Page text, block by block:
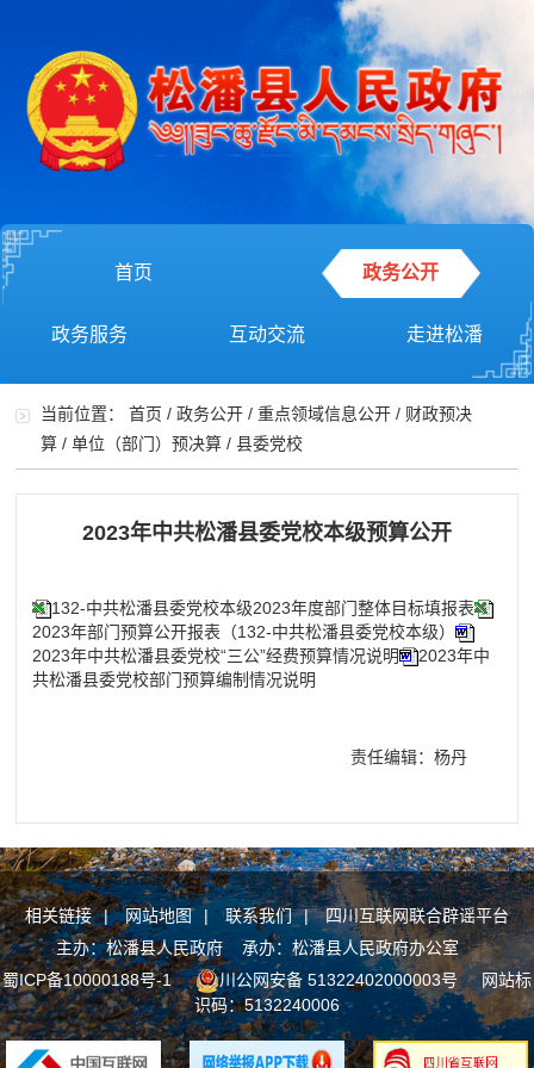
首页 政务公开
政务服务 互动交流 走进松潘
当前位置：首页 /政务公开 /重点领域信息公开 / 财政预决
算 /单位（部门）预决算 /县委党校
2023年中共松潘县委党校本级预算公开
132-中共松潘县委党校本级2023年度部门整体目标填报表
2023年部门预算公开报表（132-中共松潘县委党校本级）
2023年中共松潘县委党校“三公”经费预算情况说明
2023年中
共松潘县委党校部门预算编制情况说明
责任编辑：杨丹
相关链接 | 网站地图 | 联系我们 |
四川互联网联合辟谣平台
主办：松潘县人民政府 承办：松潘县人民政府办公室
蜀ICP备10000188号-1
川公网安备 51322402000003号网站标
识码：5132240006